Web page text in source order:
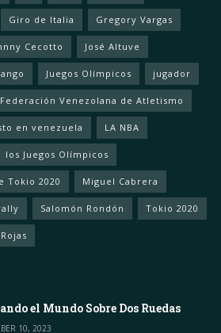
Giro de Italia Gregory Vargas
Cecotto José Altuve
Juegos Olímpicos jugador
Venezolana de Atletismo
en venezuela LA NBA
los Juegos Olímpicos
Tokio 2020 Miguel Cabrera
Salomón Rondón Tokio 2020
el Mundo Sobre Dos Ruedas
10, 2023